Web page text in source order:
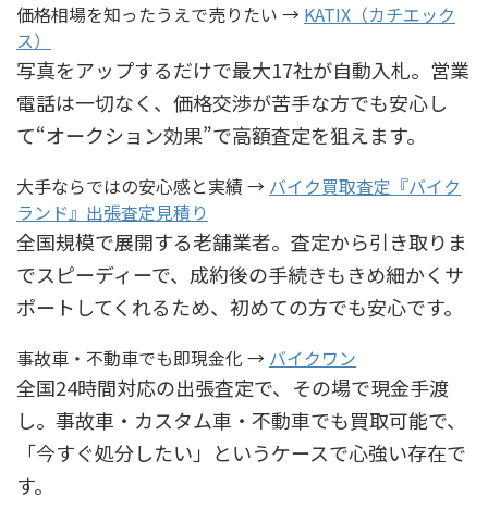
価格相場を知ったうえで売りたい → KATIX（カチエック
ス）
写真をアップするだけで最大17社が自動入札。営業
電話は一切なく、価格交渉が苦手な方でも安心し
て“オークション効果”で高額査定を狙えます。
大手ならではの安心感と実績 → バイク買取査定『バイク
ランド』出張査定見積り
全国規模で展開する老舗業者。査定から引き取りま
でスピーディーで、成約後の手続きもきめ細かくサ
ポートしてくれるため、初めての方でも安心です。
事故車・不動車でも即現金化 → バイクワン
全国24時間対応の出張査定で、その場で現金手渡
し。事故車・カスタム車・不動車でも買取可能で、
「今すぐ処分したい」というケースで心強い存在で
す。